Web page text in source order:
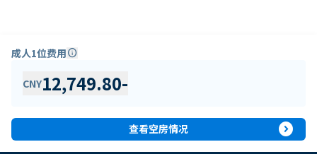
成人1位费用info
CNY12,749.80-
查看空房情况 expand_circle_right